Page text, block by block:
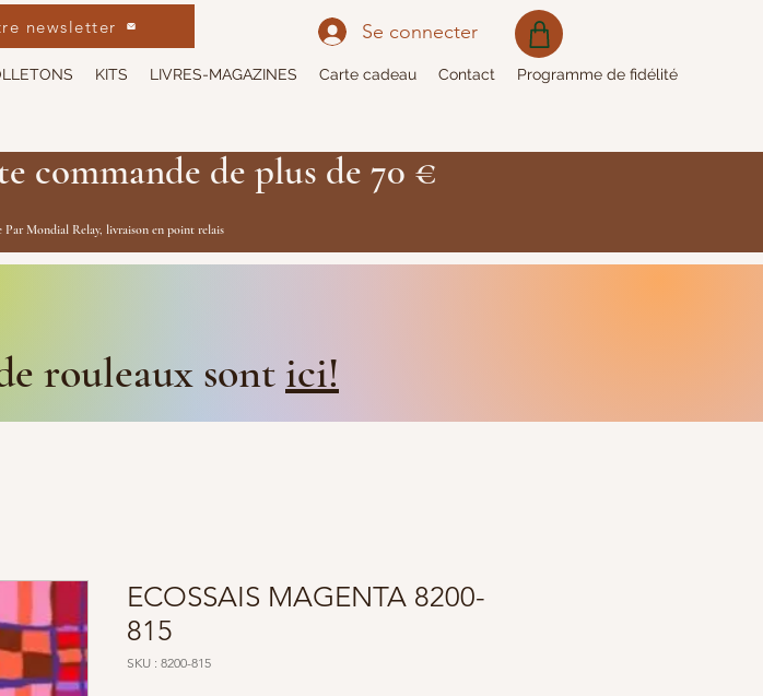
KITS LIVRES-MAGAZINES Carte cadeau Contact Programme de fidélité
Se connecter
newsletter
commande de plus de 70 €
Mondial Relay, livraison en point relais
rouleaux sont ici!
ECOSSAIS MAGENTA 8200-
815
SKU : 8200-815